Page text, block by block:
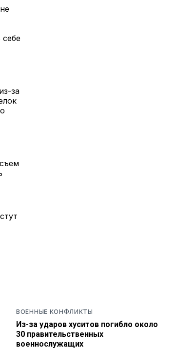
за
ВОЕННЫЕ КОНФЛИКТЫ
Из-за ударов хуситов погибло около
30 правительственных
военнослужащих